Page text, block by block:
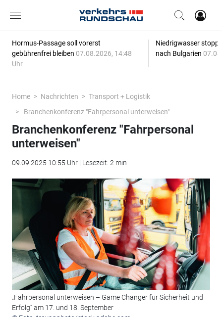
Hormus-Passage soll vorerst
gebührenfrei bleiben 07.08.2026, 14:48
Uhr
Niedrigwasser
nach Bulgarien
Home Nachrichten
Transport + Logistik
Branchenkonferenz "Fahrpersonal unterweisen"
Branchenkonferenz "Fahrpersonal
unterweisen"
09.09.2025 10:55 Uhr | Lesezeit: 2 min
„Fahrpersonal unterweisen – Game Changer für Sicherheit und
Erfolg“ am 17. und 18. September